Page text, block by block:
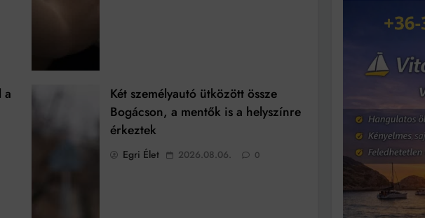
a
Két személyautó ütközött össze
Bogácson, a mentők is a helyszínre
érkeztek
Egri Élet 2026.08.06. 0